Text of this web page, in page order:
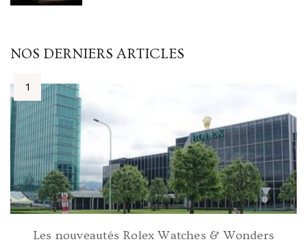
NOS DERNIERS ARTICLES
Les nouveautés Rolex Watches & Wonders